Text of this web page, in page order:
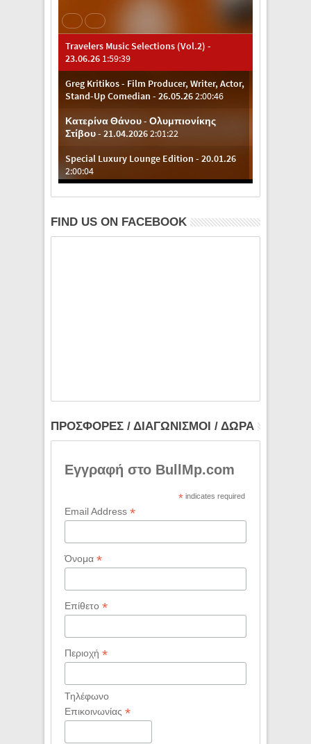
FIND US ON FACEBOOK
ΠΡΟΣΦΟΡΕΣ / ΔΙΑΓΩΝΙΣΜΟΙ / ΔΩΡΑ
Εγγραφή στο BullMp.com
*indicates required
Email Address *
Όνομα *
Επίθετο *
Περιοχή *
Τηλέφωνο
Επικοινωνίας *